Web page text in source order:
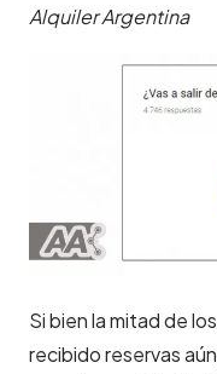
Alquiler Argentina
Si bien la mitad de los
recibido reservas